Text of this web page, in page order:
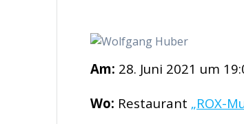
Am: 28. Juni 2021 um
Wo: Restaurant „ROX-